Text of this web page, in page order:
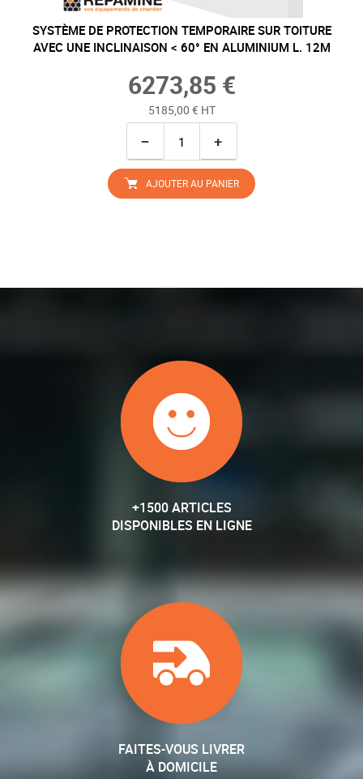
SYSTÈME DE PROTECTION TEMPORAIRE SUR TOITURE
AVEC UNE INCLINAISON < 60° EN ALUMINIUM L. 12M
6273,85 €
5185,00 € HT
− +
AJOUTER AU PANIER
+1500 ARTICLES
DISPONIBLES EN LIGNE
FAITES-VOUS LIVRER
À DOMICILE